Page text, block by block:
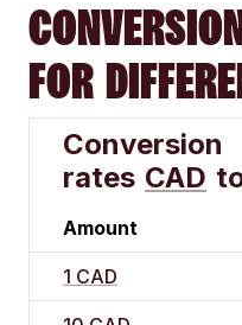
FOR
Conversion
rates CAD
Amount
1 CAD